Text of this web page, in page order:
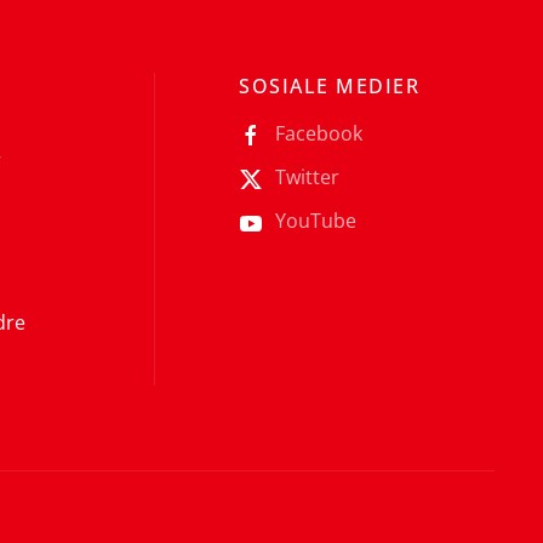
SOSIALE MEDIER
Facebook
Twitter
YouTube